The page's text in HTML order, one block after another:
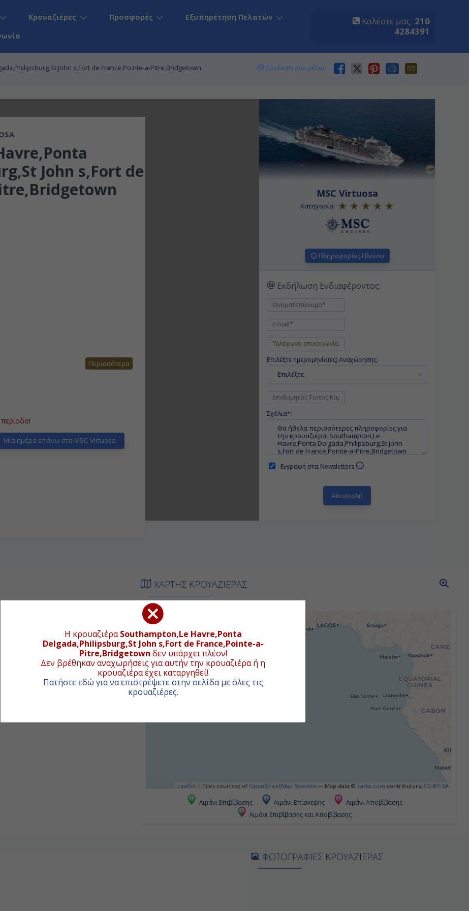
Η κρουαζιέραSouthampton,Le Havre,Ponta
Delgada,Philipsburg,St John s,Fort de France,Pointe-a-
Pitre,Bridgetown δεν υπάρχει πλέον!
Δεν βρέθηκαν αναχωρήσεις για αυτήν την κρουαζιέρα ή η
κρουαζιέρα έχει καταργηθεί!
Πατήστε εδώ για να επιστρέψετε στην σελίδα με όλες τις
κρουαζιέρες.
Κρουαζιέρες Προσφορές
Εξυπηρέτηση Πελατών
Καλέστε μας: 210
4284391
John s,Fort de France,Pointe-a-Pitre,Bridgetown Σύνδεση σαν μέλος
John s,Fort de
Περισσότερα
Μία ημέρα επάνω στο MSC Virtuosa
MSC Virtuosa
Κατηγορία:
Πληροφορίες Πλοίου
Εκδήλωση Ενδιαφέροντος:
Επιλέξτε ημερομηνία(ες) Αναχώρησης:
Επιλέξτε
Σχόλια*:
Εγγραφή στα Newsletters
ΧΑΡΤΗΣ ΚΡΟΥΑΖΙΕΡΑΣ
+
−
Leaflet | Tiles courtesy of OpenStreetMap Sweden — Map data © carto.com contributors, CC-BY-SA
Λιμάνι Επιβίβασης Λιμάνι Επίσκεψης
Λιμάνι Αποβίβασης
Λιμάνι Επιβίβασης και Αποβίβασης
ΦΩΤΟΓΡΑΦΙΕΣ ΚΡΟΥΑΖΙΕΡΑΣ